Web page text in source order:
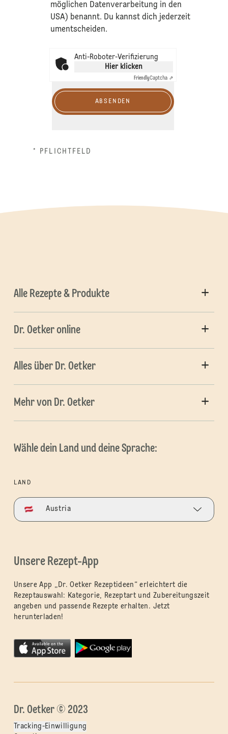
möglichen Datenverarbeitung in den
USA) benannt. Du kannst dich jederzeit
umentscheiden.
Anti-Roboter-Verifizierung
Hier klicken
FriendlyCaptcha ⇗
ABSENDEN
* PFLICHTFELD
Alle Rezepte & Produkte
Dr. Oetker online
Alles über Dr. Oetker
Mehr von Dr. Oetker
Wähle dein Land und deine Sprache:
LAND
Austria
Unsere Rezept-App
Unsere App „Dr. Oetker Rezeptideen“ erleichtert die
Rezeptauswahl: Kategorie, Rezeptart und Zubereitungszeit
angeben und passende Rezepte erhalten. Jetzt
herunterladen!
Dr. Oetker © 2023
Tracking-Einwilligung